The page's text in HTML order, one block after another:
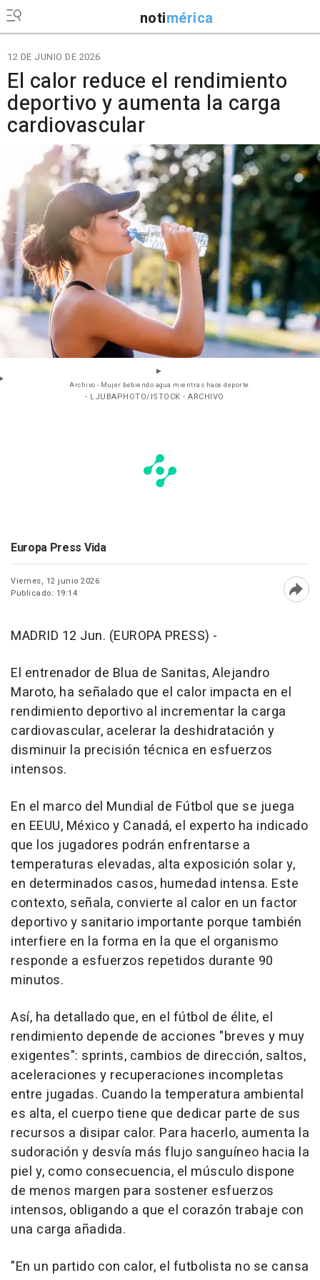
notimérica
12 DE JUNIO DE 2026
El calor reduce el rendimiento
deportivo y aumenta la carga
cardiovascular
Archivo - Mujer bebiendo agua mientras hace deporte.
- LJUBAPHOTO/ISTOCK - ARCHIVO
Europa Press Vida
Viernes, 12 junio 2026
Publicado: 19:14
MADRID 12 Jun. (EUROPA PRESS) -
El entrenador de Blua de Sanitas, Alejandro
Maroto, ha señalado que el calor impacta en el
rendimiento deportivo al incrementar la carga
cardiovascular, acelerar la deshidratación y
disminuir la precisión técnica en esfuerzos
intensos.
En el marco del Mundial de Fútbol que se juega
en EEUU, México y Canadá, el experto ha indicado
que los jugadores podrán enfrentarse a
temperaturas elevadas, alta exposición solar y,
en determinados casos, humedad intensa. Este
contexto, señala, convierte al calor en un factor
deportivo y sanitario importante porque también
interfiere en la forma en la que el organismo
responde a esfuerzos repetidos durante 90
minutos.
Así, ha detallado que, en el fútbol de élite, el
rendimiento depende de acciones "breves y muy
exigentes": sprints, cambios de dirección, saltos,
aceleraciones y recuperaciones incompletas
entre jugadas. Cuando la temperatura ambiental
es alta, el cuerpo tiene que dedicar parte de sus
recursos a disipar calor. Para hacerlo, aumenta la
sudoración y desvía más flujo sanguíneo hacia la
piel y, como consecuencia, el músculo dispone
de menos margen para sostener esfuerzos
intensos, obligando a que el corazón trabaje con
una carga añadida.
"En un partido con calor, el futbolista no se cansa